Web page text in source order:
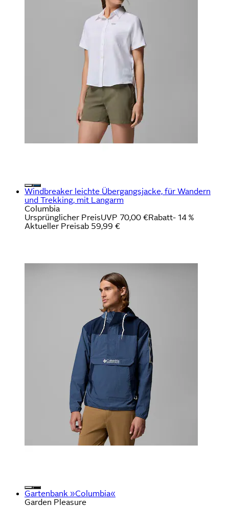
Windbreaker leichte Übergangsjacke, für Wandern
und Trekking, mit Langarm
Columbia
Ursprünglicher PreisUVP 70,00 €Rabatt- 14 %
Aktueller Preisab 59,99 €
Gartenbank »Columbia«
Garden Pleasure